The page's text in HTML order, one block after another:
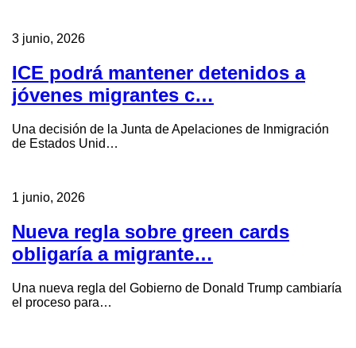
3 junio, 2026
ICE podrá mantener detenidos a
jóvenes migrantes c…
Una decisión de la Junta de Apelaciones de Inmigración
de Estados Unid…
1 junio, 2026
Nueva regla sobre green cards
obligaría a migrante…
Una nueva regla del Gobierno de Donald Trump cambiaría
el proceso para…